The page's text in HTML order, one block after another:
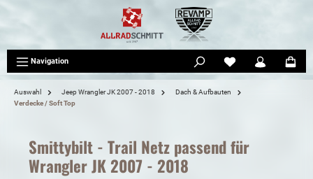
Navigation
Auswahl Jeep Wrangler JK 2007 - 2018
Dach & Aufbauten
Verdecke / Soft Top
Smittybilt - Trail Netz passend für
Wrangler JK 2007 - 2018